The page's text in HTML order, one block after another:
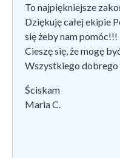
To najpiękniejsze
Dziękuję całej ekipie
się żeby nam pomóc!!!
Cieszę się, że mogę
Wszystkiego dobrego
Ściskam
Maria C.